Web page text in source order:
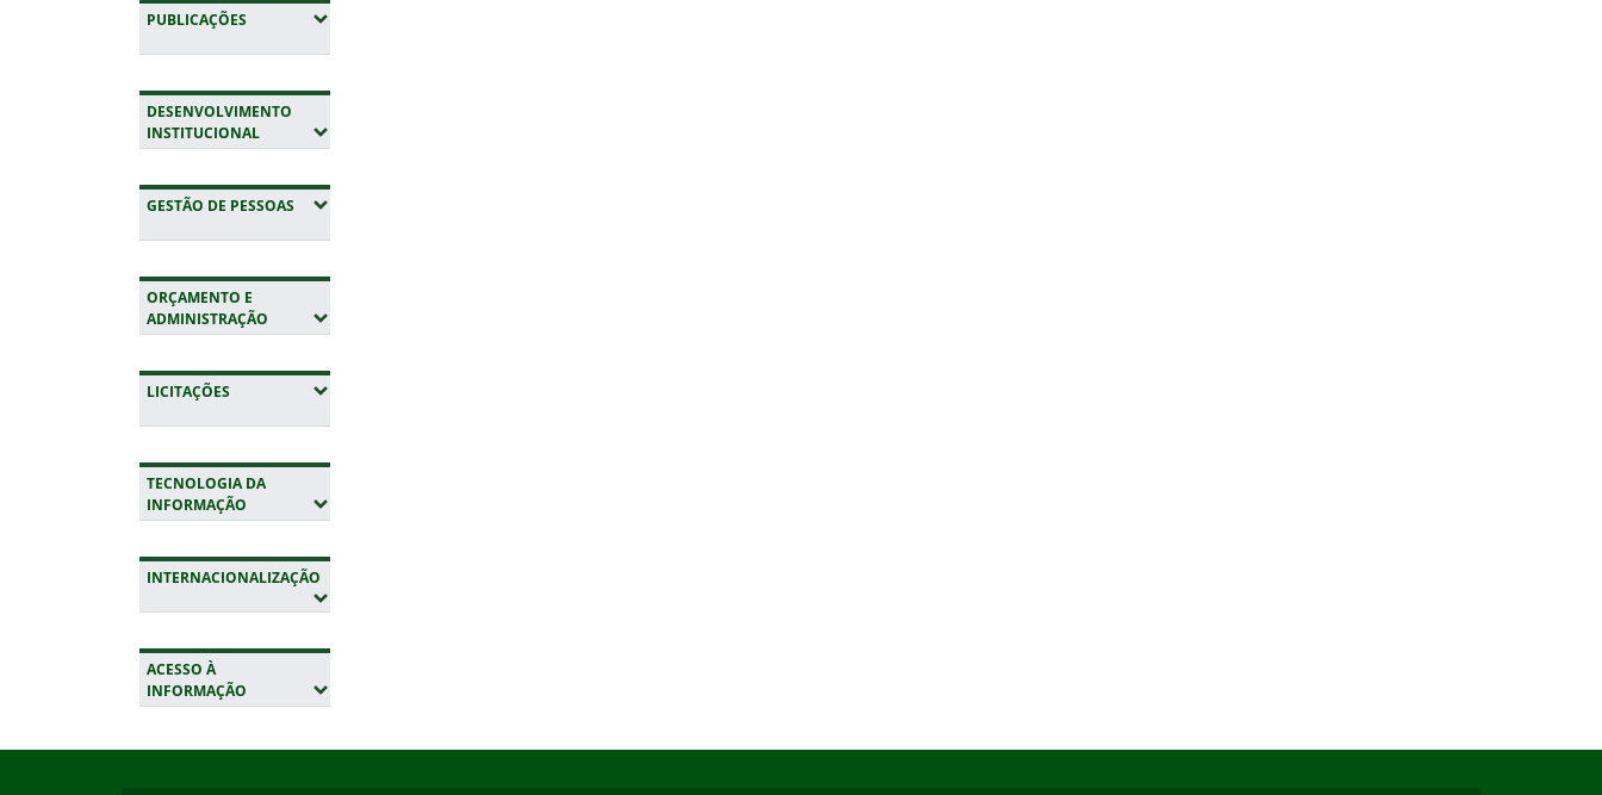
PUBLICAÇÕES (EXPANDIR SUBMENUS)
DESENVOLVIMENTO
INSTITUCIONAL(EXPANDIR SUBMENUS)
GESTÃO DE PESSOAS (EXPANDIR SUBMENUS)
ORÇAMENTO E
ADMINISTRAÇÃO (EXPANDIR SUBMENUS)
LICITAÇÕES (EXPANDIR SUBMENUS)
TECNOLOGIA DA
INFORMAÇÃO (EXPANDIR SUBMENUS)
INTERNACIONALIZAÇÃO
ACESSO À
INFORMAÇÃO (EXPANDIR SUBMENUS)